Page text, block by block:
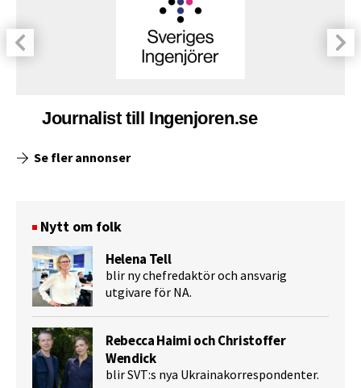
Journalist till Ingenjoren.se
Se fler annonser
Nytt om folk
Helena Tell
blir ny chefredaktör och ansvarig
utgivare för NA.
Rebecca Haimi och Christoffer
Wendick
blir SVT:s nya Ukrainakorrespondenter.